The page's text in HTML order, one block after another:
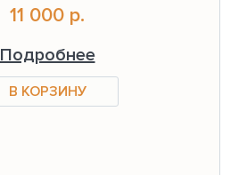
11 000 р.
Подробнее